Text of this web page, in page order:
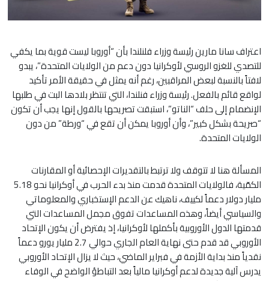
اعتراف سانا مارين رئيسة وزراء فلنلندا بأن “أوروبا ليست قوية بما يكفي
للتصدي للغزو الروسي لأوكرانيا دون دعم من الولايات المتحدة”، يبدو
لافتاً بالنسبة لبعض المراقبين، رغم أنه يمثل في حقيقة الأمر تأكيد
لواقع قائم بالفعل. رئيسة وزراء فنلندا، التي تنتظر بلادها البت في طلبها
الإنضمام إلى حلف “الناتو”، استبقت تصريحها بالقول إنها يجب أن تكون
“صريحة بشكل كبير”، وأن أوروبا يمكن أن تقع في “ورطة” من دون
الولايات المتحدة.
المسألة هنا لا تتوقف ولا ترتبط بالتقديرات الإحصائية أو المقارنات
الكمّية، فالولايات المتحدة قدمت منذ بدء الحرب في أوكرانيا نحو 5.18
مليار دولار دعماً لكييف، ناهيك عن الدعم الإستخباري والمعلوماتي
والسياسي أيضاً، وهذه المساعدات تفوق مجمل المساعدات التي
قدمتها الدول الأوروبية بأكملها لأوكرانيا، إذ يفترض أن يكون الإتحاد
الأوروبي قد قدم حتى نهاية العام الجاري حوالي 2.7 مليار يورو دعماً
نقدياً منذ بداية الأزمة في فبراير الماضي، حيث لا يزال الإتحاد الأوروبي
يدرس آلية جديدة لدعم أوكرانيا مالياً بعد التباطؤ الواضح في الوفاء